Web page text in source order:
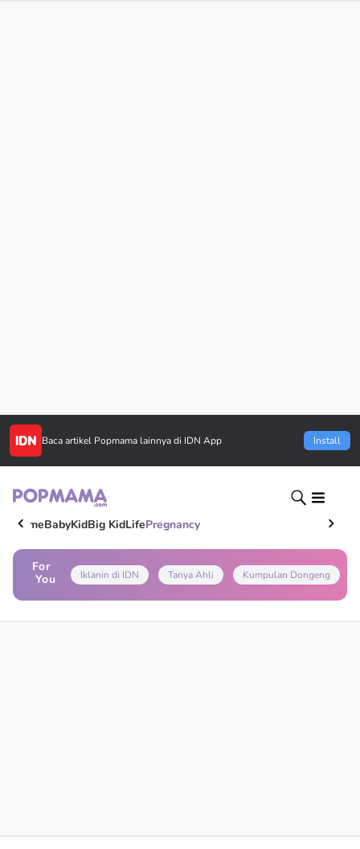
Baca artikel Popmama lainnya di IDN App Install
HomeBabyKidBig KidLifePregnancy
For
You
Iklanin di IDN Tanya Ahli Kumpulan Dongeng